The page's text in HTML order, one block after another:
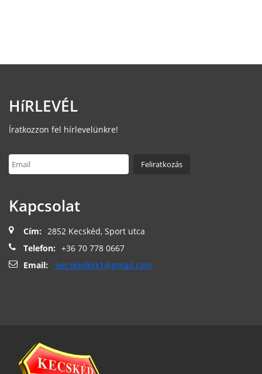
HíRLEVÉL
Íratkozzon fel hírlevelünkre!
Kapcsolat
Cím: 2852 Kecskéd, Sport utca
Telefon: +36 70 778 0667
Email:
kecskedksk1@gmail.com